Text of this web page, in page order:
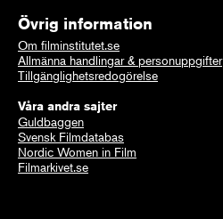
Övrig information
Om filminstitutet.se
Allmänna handlingar & personuppgifter
Tillgänglighetsredogörelse
Våra andra sajter
Guldbaggen
Svensk Filmdatabas
Nordic Women in Film
Filmarkivet.se